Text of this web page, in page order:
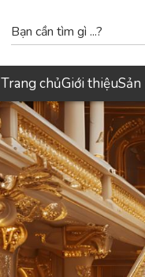
Trang chủGiới thiệuSản